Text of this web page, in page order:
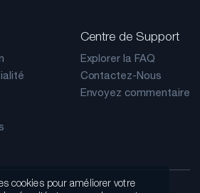
Centre de Support
Explorer la FAQ
Contactez-Nous
Envoyez commentaire
cookies pour améliorer votre